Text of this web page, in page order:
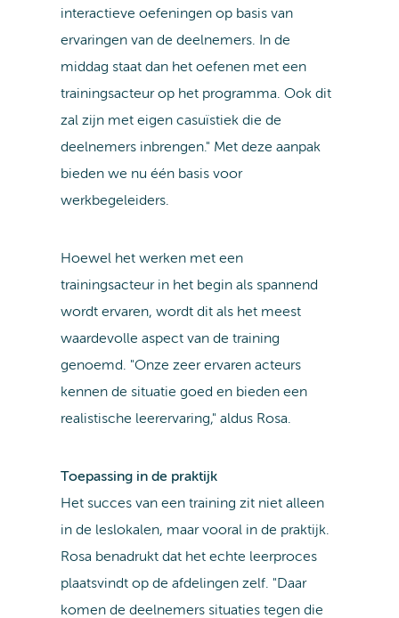
interactieve oefeningen op basis van
ervaringen van de deelnemers. In de
middag staat dan het oefenen met een
trainingsacteur op het programma. Ook dit
zal zijn met eigen casuïstiek die de
deelnemers inbrengen." Met deze aanpak
bieden we nu één basis voor
werkbegeleiders.
Hoewel het werken met een
trainingsacteur in het begin als spannend
wordt ervaren, wordt dit als het meest
waardevolle aspect van de training
genoemd. "Onze zeer ervaren acteurs
kennen de situatie goed en bieden een
realistische leerervaring," aldus Rosa.
Toepassing in de praktijk
Het succes van een training zit niet alleen
in de leslokalen, maar vooral in de praktijk.
Rosa benadrukt dat het echte leerproces
plaatsvindt op de afdelingen zelf. "Daar
komen de deelnemers situaties tegen die